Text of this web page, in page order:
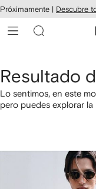
al
Próximamente | Descubre
Resultado
Lo sentimos, en este
pero puedes explorar